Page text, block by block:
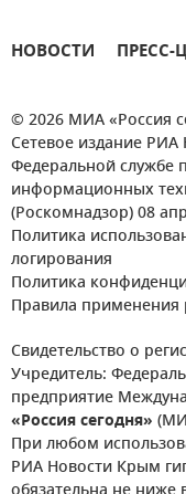
НОВОСТИ ПРЕСС-
© 2026 МИА «Россия
Сетевое издание РИА
Федеральной службе
информационных
(Роскомнадзор) 08
Политика
логирования
Политика
Правила применения
Свидетельство о
Учредитель:
предприятие
«Россия сегодня»
При любом
РИА Новости Крым